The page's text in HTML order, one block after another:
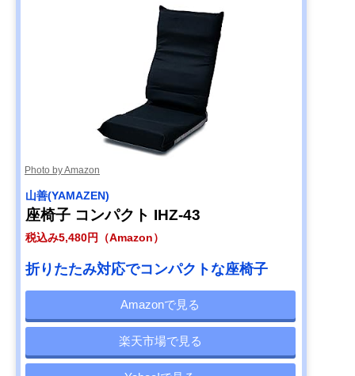
Photo by Amazon
山善(YAMAZEN)
座椅子 コンパクト IHZ-43
税込み5,480円（Amazon）
折りたたみ対応でコンパクトな座椅子
Amazonで見る
楽天市場で見る